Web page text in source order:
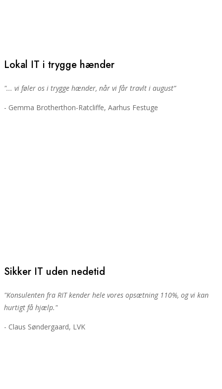
Lokal IT i trygge hænder
"... vi føler os i trygge hænder, når vi får travlt i august”
- Gemma Brotherthon-Ratcliffe, Aarhus Festuge
Sikker IT uden nedetid
"Konsulenten fra RIT kender hele vores opsætning 110%, og vi kan
hurtigt få hjælp."
- Claus Søndergaard, LVK